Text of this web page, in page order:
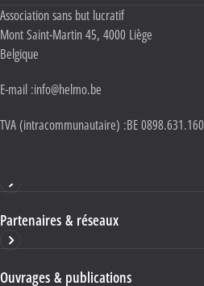
Adresse :
Association sans but lucratif
Mont Saint-Martin 45, 4000 Liège
Belgique
E-mail :info@helmo.be
TVA (intracommunautaire) :BE 0898.631.160
Partenaires & réseaux
Ouvrages & publications